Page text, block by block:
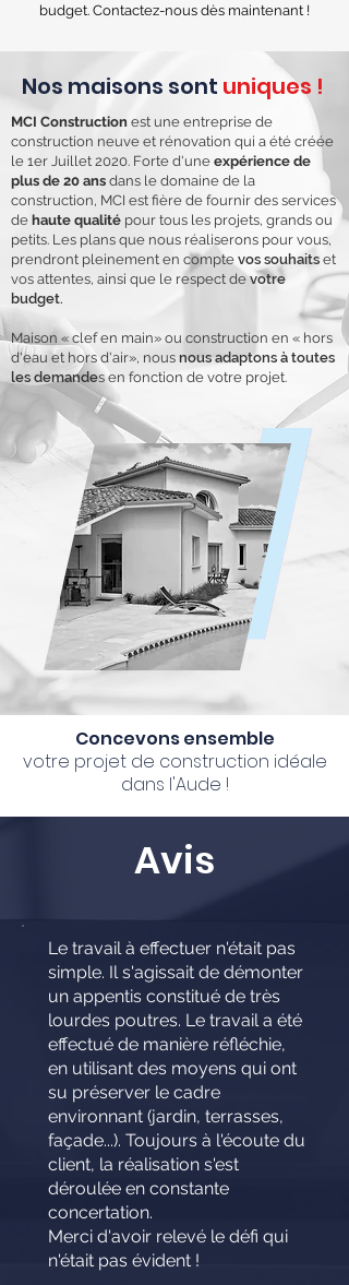
budget. Contactez-nous dès maintenant !
Nos maisons sont uniques !
MCI Construction est une entreprise de
construction neuve et rénovation qui a été créée
le 1er Juillet 2020. Forte d'une expérience de
plus de 20 ans dans le domaine de la
construction, MCI est fière de fournir des services
de haute qualité pour tous les projets, grands ou
petits. Les plans que nous réaliserons pour vous,
prendront pleinement en compte vos souhaits et
vos attentes, ainsi que le respect devotre
budget.
Maison « clef en main» ou construction en « hors
d'eau et hors d'air», nous nous adaptons à toutes
les demandes en fonction de votre projet.
Concevons ensemble
votre projet de construction idéale
dans l'Aude !
Avis
Le travail à effectuer n'était pas
simple. Il s'agissait de démonter
un appentis constitué de très
lourdes poutres. Le travail a été
effectué de manière réfléchie,
en utilisant des moyens qui ont
su préserver le cadre
environnant (jardin, terrasses,
façade...). Toujours à l'écoute du
client, la réalisation s'est
déroulée en constante
concertation.
Merci d'avoir relevé le défi qui
n'était pas évident !